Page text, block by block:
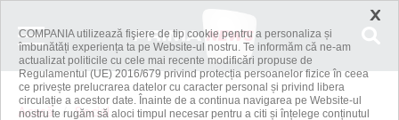
Acasă
Social
×
COMPANIA utilizează fişiere de tip cookie pentru a personaliza și
îmbunătăți experiența ta pe Website-ul nostru. Te informăm că ne-am
actualizat politicile cu cele mai recente modificări propuse de
Regulamentul (UE) 2016/679 privind protecția persoanelor fizice în ceea
ce privește prelucrarea datelor cu caracter personal și privind libera
circulație a acestor date. Înainte de a continua navigarea pe Website-ul
nostru te rugăm să aloci timpul necesar pentru a citi și înțelege conținutul